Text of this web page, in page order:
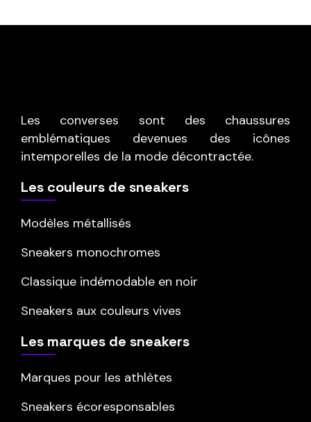
Les converses sont des chaussures
emblématiques devenues des icônes
intemporelles de la mode décontractée.
Les couleurs de sneakers
Modèles métallisés
Sneakers monochromes
Classique indémodable en noir
Sneakers aux couleurs vives
Les marques de sneakers
Marques pour les athlètes
Sneakers écoresponsables